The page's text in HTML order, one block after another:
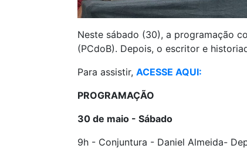
Neste sábado (30), a programação
(PCdoB). Depois, o escritor e
Para assistir, ACESSE AQUI:
PROGRAMAÇÃO
30 de maio - Sábado
9h - Conjuntura - Daniel Almeida-